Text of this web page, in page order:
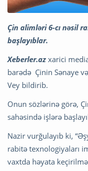
Çin alimləri 6-cı nəsil
başlayıblar.
Xeberler.az xarici
barədə Çinin Sənaye
Vey bildirib.
Onun sözlərinə görə,
sahəsində işlərə
Nazir vurğulayıb ki,
rabitə texnologiyaları
vaxtda həyata